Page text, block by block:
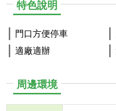
特色說明
門口方便停車
適廠適辦
周邊環境